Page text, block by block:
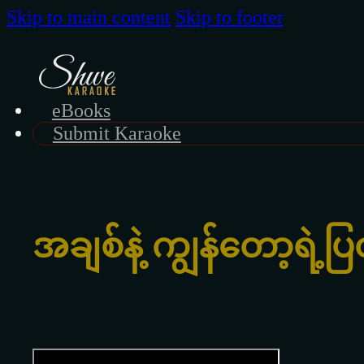
Skip to main content Skip to footer
eBooks
Submit Karaoke
အချစ်နဲ့ ကျွန်တော့ရဲ့ပ